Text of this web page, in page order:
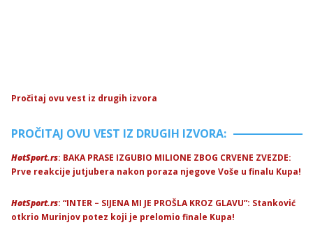
Pročitaj ovu vest iz drugih izvora
PROČITAJ OVU VEST IZ DRUGIH IZVORA:
HotSport.rs: BAKA PRASE IZGUBIO MILIONE ZBOG CRVENE ZVEZDE:
Prve reakcije jutjubera nakon poraza njegove Voše u finalu Kupa!
HotSport.rs: “INTER – SIJENA MI JE PROŠLA KROZ GLAVU”: Stanković
otkrio Murinjov potez koji je prelomio finale Kupa!